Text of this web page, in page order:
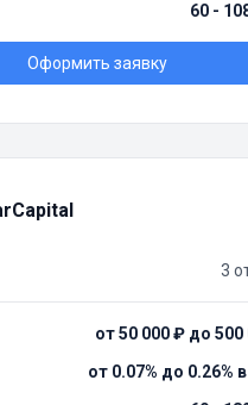
60 -
Оформить заявку
3
от 50 000 ₽ до 500
от 0.07% до 0.26%